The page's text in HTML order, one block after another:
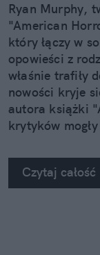
Ryan Murphy,
"American
który łączy w
opowieści z
właśnie trafiły
nowości kryje
autora książki
krytyków
Czytaj całość